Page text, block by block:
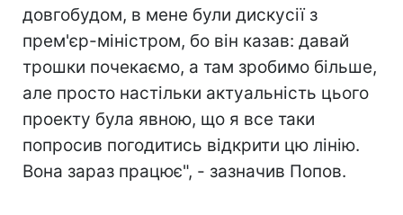
довгобудом, в мене були дискусії з
прем'єр-міністром, бо він казав: давай
трошки почекаємо, а там зробимо більше,
але просто настільки актуальність цього
проекту була явною, що я все таки
попросив погодитись відкрити цю лінію.
Вона зараз працює", - зазначив Попов.